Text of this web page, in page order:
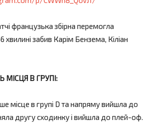
французька збірна перемогла
хвилині забив Карім Бензема, Кіліан
МІСЦЯ В ГРУПІ:
місце в групі D та напряму вийшла до
другу сходинку і вийшла до плей-оф.